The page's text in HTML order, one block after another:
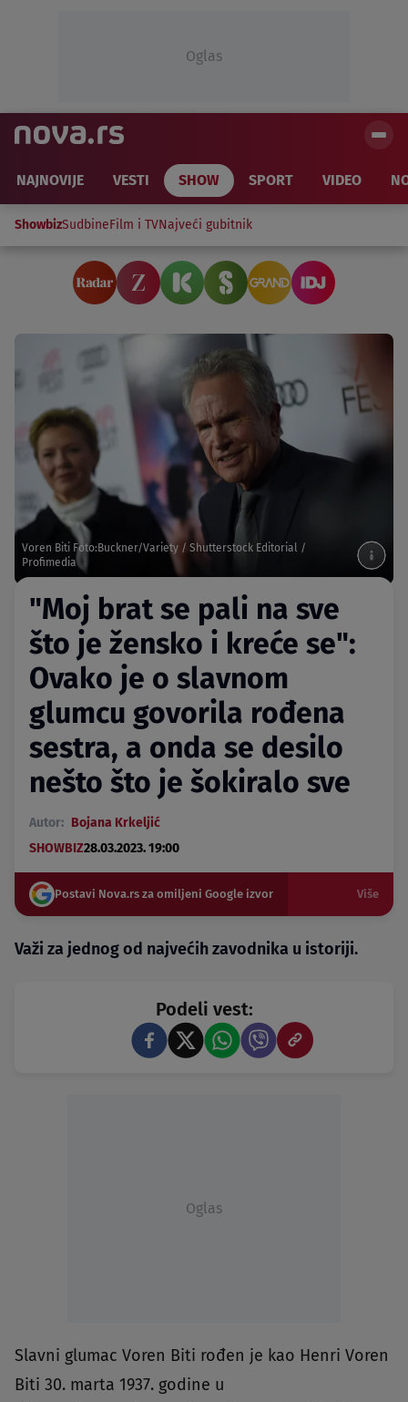
Oglas
NAJNOVIJE VESTI SHOW SPORT VIDEO
ShowbizSudbineFilm i TVNajveći gubitnik
Voren Biti Foto:Buckner/Variety / Shutterstock Editorial /
Profimedia
"Moj brat se pali na sve
što je žensko i kreće se":
Ovako je o slavnom
glumcu govorila rođena
sestra, a onda se desilo
nešto što je šokiralo sve
Autor: Bojana Krkeljić
SHOWBIZ28.03.2023. 19:00
Postavi Nova.rs za omiljeni Google izvor Više
Važi za jednog od najvećih zavodnika u istoriji.
Podeli vest:
Oglas
Slavni glumac Voren Biti rođen je kao Henri Voren
Biti 30. marta 1937. godine u